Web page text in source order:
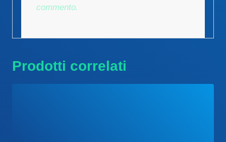
commento.
Prodotti correlati